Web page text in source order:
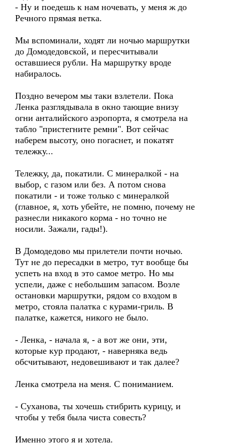
- Ну и поедешь к нам ночевать, у меня ж до
Речного прямая ветка.
Мы вспоминали, ходят ли ночью маршрутки
до Домодедовской, и пересчитывали
оставшиеся рубли. На маршрутку вроде
набиралось.
Поздно вечером мы таки взлетели. Пока
Ленка разглядывала в окно тающие внизу
огни анталийского аэропорта, я смотрела на
табло "пристегните ремни". Вот сейчас
наберем высоту, оно погаснет, и покатят
тележку...
Тележку, да, покатили. С минералкой - на
выбор, с газом или без. А потом снова
покатили - и тоже только с минералкой
(главное, я, хоть убейте, не помню, почему не
разнесли никакого корма - но точно не
носили. Зажали, гады!).
В Домодедово мы прилетели почти ночью.
Тут не до пересадки в метро, тут вообще бы
успеть на вход в это самое метро. Но мы
успели, даже с небольшим запасом. Возле
остановки маршрутки, рядом со входом в
метро, стояла палатка с курами-гриль. В
палатке, кажется, никого не было.
- Ленка, - начала я, - а вот же они, эти,
которые кур продают, - наверняка ведь
обсчитывают, недовешивают и так далее?
Ленка смотрела на меня. С пониманием.
- Суханова, ты хочешь стибрить курицу, и
чтобы у тебя была чиста совесть?
Именно этого я и хотела.